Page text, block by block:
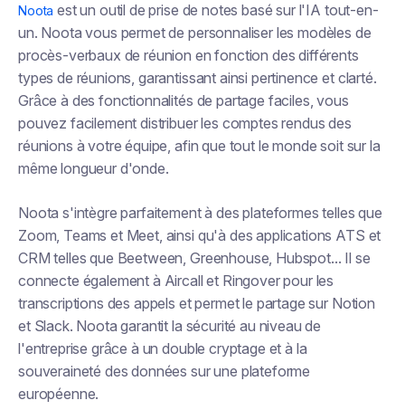
Noota est un outil de prise de notes basé sur l'IA tout-en-
un. Noota vous permet de personnaliser les modèles de
procès-verbaux de réunion en fonction des différents
types de réunions, garantissant ainsi pertinence et clarté.
Grâce à des fonctionnalités de partage faciles, vous
pouvez facilement distribuer les comptes rendus des
réunions à votre équipe, afin que tout le monde soit sur la
même longueur d'onde.
Noota s'intègre parfaitement à des plateformes telles que
Zoom, Teams et Meet, ainsi qu'à des applications ATS et
CRM telles que Beetween, Greenhouse, Hubspot... Il se
connecte également à Aircall et Ringover pour les
transcriptions des appels et permet le partage sur Notion
et Slack. Noota garantit la sécurité au niveau de
l'entreprise grâce à un double cryptage et à la
souveraineté des données sur une plateforme
européenne.